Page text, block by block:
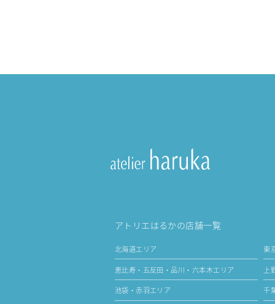
アトリエはるかの店舗一覧
北海道エリア 東
恵比寿・五反田・品川・六本木エリア 上
池袋・赤羽エリア 千